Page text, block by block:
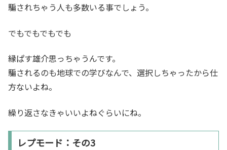
騙されちゃう人も多数いる事でしょう。
でもでもでもでも
縁ぱす雄介思っちゃうんです。
騙されるのも地球での学びなんで、選択しちゃったから仕
方ないよね。
繰り返さなきゃいいよねぐらいにね。
レプモード：その3